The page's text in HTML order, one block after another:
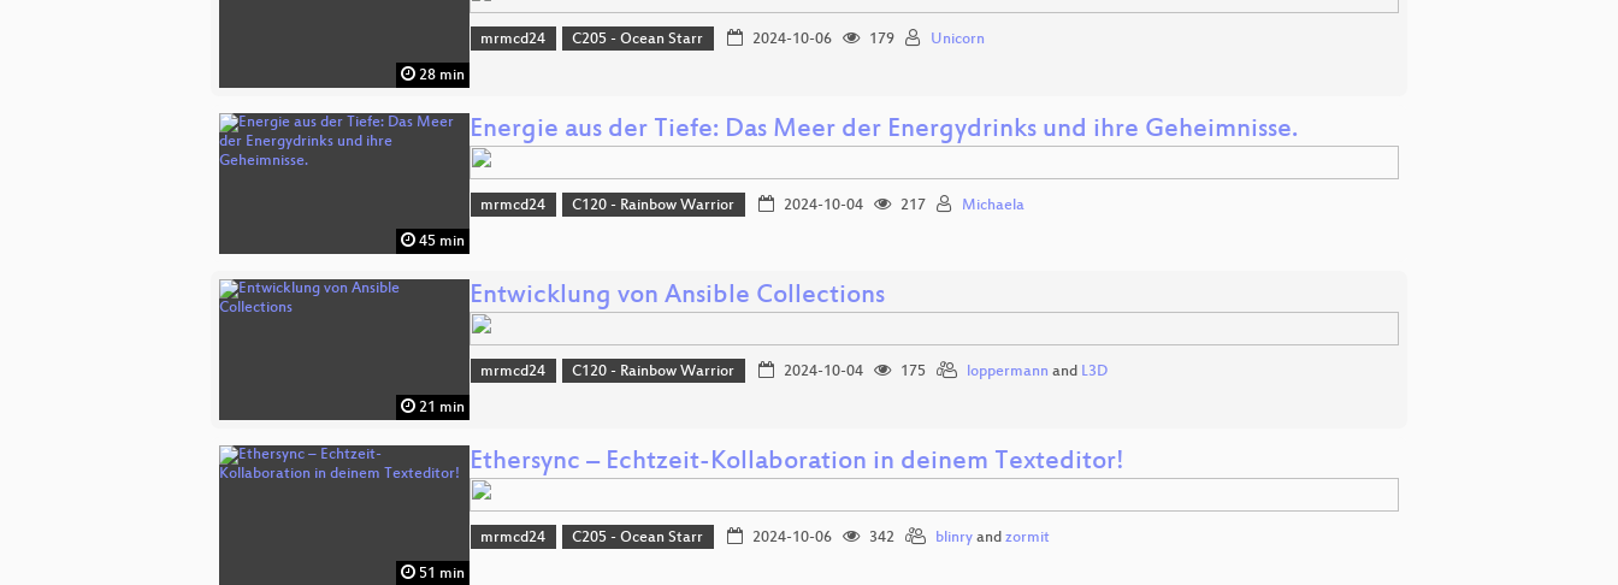
28 min
mrmcd24 C205 - Ocean Starr 2024-10-06 179 Unicorn
45 min
Energie aus der Tiefe: Das Meer der Energydrinks und ihre Geheimnisse.
mrmcd24 C120 - Rainbow Warrior 2024-10-04 217 Michaela
21 min
Entwicklung von Ansible Collections
mrmcd24 C120 - Rainbow Warrior 2024-10-04 175 loppermann and L3D
51 min
Ethersync – Echtzeit-Kollaboration in deinem Texteditor!
mrmcd24 C205 - Ocean Starr 2024-10-06 342 blinryand zormit